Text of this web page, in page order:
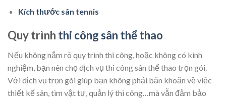
Kích thước sân tennis
Quy trình thi công sân thể thao
Nếu không nắm rõ quy trình thi công, hoặc không có kinh
nghiệm, bạn nên chọ dịch vụ thi công sân thể thao trọn gói.
Với dịch vụ trọn gói giúp bạn không phải băn khoăn về việc
thiết kế sân, tìm vật tư, quản lý thi công…mà vẫn đảm bảo